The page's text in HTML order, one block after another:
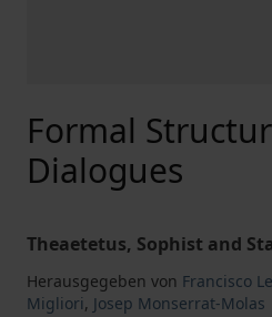
Formal
Dialogues
Theaetetus, Sophist and
Herausgegeben von Francisco
Migliori, Josep Monserrat-Molas